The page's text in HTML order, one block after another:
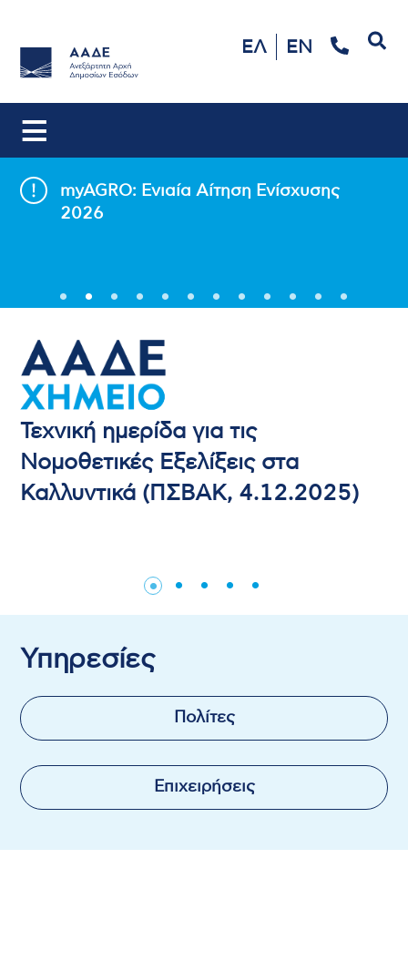
ΕΛ EN
myBusinessSupport:
Τεχνική ημερίδα για τις
Νομοθετικές Εξελίξεις στα
Καλλυντικά (ΠΣΒΑΚ, 4.12.2025)
Υπηρεσίες
Πολίτες
Επιχειρήσεις